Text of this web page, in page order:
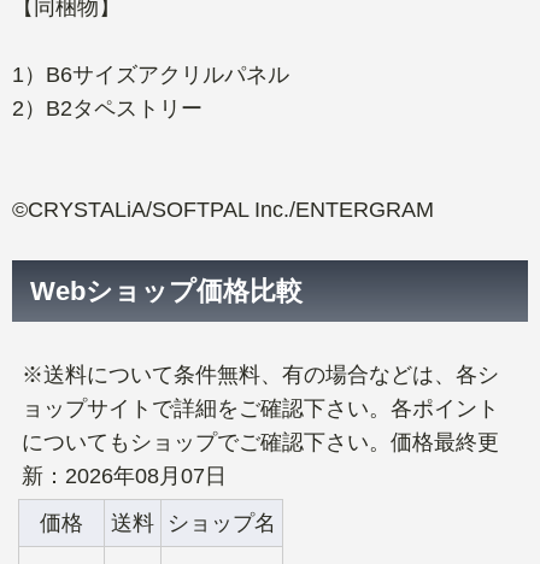
【同梱物】
1）B6サイズアクリルパネル
2）B2タペストリー
©CRYSTALiA/SOFTPAL Inc./ENTERGRAM
Webショップ価格比較
※送料について条件無料、有の場合などは、各シ
ョップサイトで詳細をご確認下さい。各ポイント
についてもショップでご確認下さい。価格最終更
新：2026年08月07日
価格
送料 ショップ名